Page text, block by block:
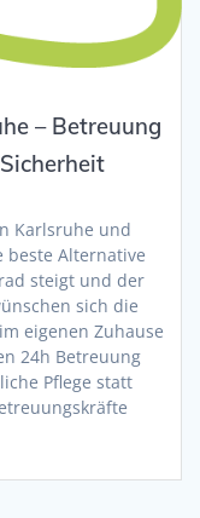
– Betreuung
Karlsruhe und
beste Alternative
steigt und der
sich die
eigenen Zuhause
24h Betreuung
Pflege statt